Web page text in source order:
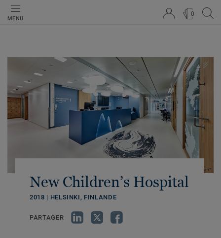
MENU
0
New Children’s Hospital
2018 | HELSINKI, FINLANDE
PARTAGER